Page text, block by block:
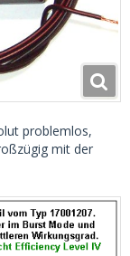
problemlos,
mit der